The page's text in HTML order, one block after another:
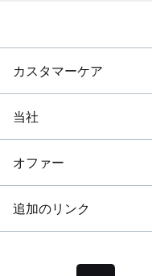
カスタマーケア
当社
オファー
追加のリンク